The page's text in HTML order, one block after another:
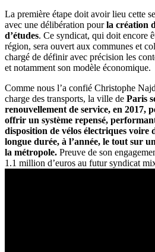
La première étape doit avoir lieu cette
avec une délibération pourla création
d’études. Ce syndicat, qui doit encore
région, sera ouvert aux communes et
chargé de définir avec précision les
et notamment son modèle économique.
Comme nous l’a confié Christophe
charge des transports, la ville de Paris
renouvellement de service, en 2017,
offrir un système repensé,
disposition de vélos électriques voire
longue durée, à l’année, le tout sur
la métropole. Preuve de son
1.1 million d’euros au futur syndicat